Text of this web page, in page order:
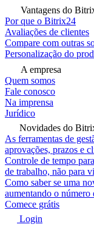
Vantagens do
Por que o Bitrix24
Avaliações de clientes
Compare com outras
Personalização do
A empresa
Quem somos
Fale conosco
Na imprensa
Jurídico
Novidades do
As ferramentas de
aprovações, prazos e
Controle de tempo
de trabalho, não para
Como saber se uma
aumentando o número
Comece grátis
Login